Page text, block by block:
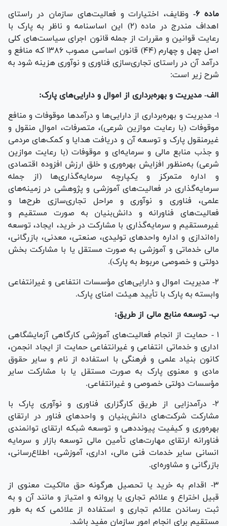
ماده ۶-
وظایف، اختیارات و فعالیت‌های سازمان در راستای
اهداف مندرج در ماده (۲) این اساسنامه و ناظر به پارک با
رعایت قوانین و مقررات از جمله قانون اجرای سیاست‌های کلی
اصل چهل و چهارم (۴۴) قانون اساسی مصوب ۱۳۸۶ که منافع و
درآمد آن در راستای تجاری‌سازی فناوری و نوآوری هزینه شود به
شرح زیر است:
الف- مدیریت و بهره‌برداری از اموال و دارایی‌های پارک:
۱- مدیریت و بهره‌برداری از دارایی‌ها و درآمد‌ها موقوفات و منافع
موقوفات (با رعایت موازین شرعی)، متصرفات، اموال منقول و
غیرمنقول پارک و توسعه آن و دریافت هدایا و کمک‌های مردمی
و جذب منابع مالی و سرمایه‌ای و موقوفات (با رعایت موازین
شرعی) به‌منظور افزایش بهره‌وری و خلق ارزش افزوده اقتصادی
و اداره متمرکز و یکپارچه سرمایه‌گذاری‌ها (از جمله
سرمایه‌گذاری در فعالیت‌های آموزشی و پژوهشی در زمینه‌های
علمی، فناوری و نوآوری و مراحل تجاری‌سازی طرح‌ها و
فعالیت‌های فناورانه و دانش‌بنیان به صورت مستقیم و
غیرمستقیم و سرمایه‌گذاری با مشارکت در خرید، ایجاد، توسعه
راه‌اندازی و اداره واحد‌های تولیدی، صنعتی، معدنی، بازرگانی،
مالی خدماتی و آموزشی به صورت مستقل یا با مشارکت بخش
دولتی و خصوصی مربوط به پارک).
۲- مدیریت اموال و دارایی‌های مؤسسات انتفاعی و غیرانتفاعی
وابسته به پارک با تأیید هیئت امنای پارک.
ب- توسعه منابع مالی از طریق:
۱ - حمایت از انجام فعالیت‌های آموزشی کارگاهی آزمایشگاهی
اداری و خدماتی انتفاعی و غیرانتفاعی حمایت از ایجاد انجمن،
کانون بنیاد علمی و فرهنگی با استفاده از نام و سایر حقوق
مادی و معنوی پارک به صورت مستقل یا با مشارکت سایر
مؤسسات دولتی خصوصی و غیرانتفاعی.
۲- درآمدزایی از طریق کارگزاری فناوری و نوآوری پارک با
مشارکت شرکت‌های دانش‌بنیان و واحد‌های فناور در ارتقای
بهره‌وری و کیفیت پیونددهی و توسعه شبکه ارتقای توانمندی
فناورانه ارتقای مهارت‌های تأمین مالی توسعه بازار و سرمایه
انسانی سایر خدمات فنی مالی، اداری، آموزشی، اطلاع‌رسانی،
بازرگانی و مشاوره‌ای.
۳- اقدام به خرید یا تحصیل هرگونه حق مالکیت معنوی از
قبیل اختراع و علائم تجاری یا پروانه و امتیاز و مانند آن و به
ثبت رساندن علائم تجاری و استفاده از علائمی که به طور
مستقیم برای انجام امور سازمان مفید باشد.